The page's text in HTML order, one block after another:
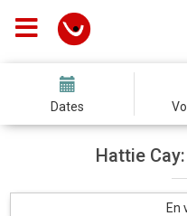
Dates
Hattie Cay:
En